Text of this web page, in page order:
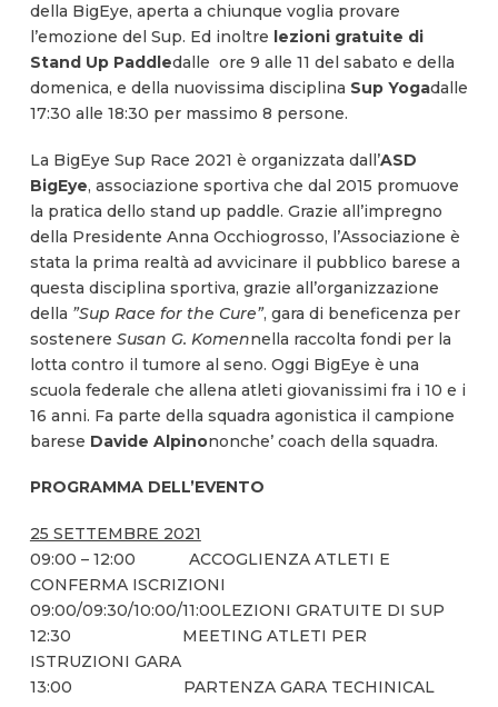
della BigEye, aperta a chiunque voglia provare
l’emozione del Sup. Ed inoltre lezioni gratuite di
Stand Up Paddledalle ore 9 alle 11 del sabato e della
domenica, e della nuovissima disciplina Sup Yogadalle
17:30 alle 18:30 per massimo 8 persone.
La BigEye Sup Race 2021 è organizzata dall’ASD
BigEye, associazione sportiva che dal 2015 promuove
la pratica dello stand up paddle. Grazie all’impregno
della Presidente Anna Occhiogrosso, l’Associazione è
stata la prima realtà ad avvicinare il pubblico barese a
questa disciplina sportiva, grazie all’organizzazione
della ”Sup Race for the Cure”, gara di beneficenza per
sostenere Susan G. Komennella raccolta fondi per la
lotta contro il tumore al seno. Oggi BigEye è una
scuola federale che allena atleti giovanissimi fra i 10 e i
16 anni. Fa parte della squadra agonistica il campione
barese Davide Alpinononche’ coach della squadra.
PROGRAMMA DELL’EVENTO
25 SETTEMBRE 2021
09:00 – 12:00 ACCOGLIENZA ATLETI E
CONFERMA ISCRIZIONI
09:00/09:30/10:00/11:00LEZIONI GRATUITE DI SUP
12:30 MEETING ATLETI PER
ISTRUZIONI GARA
13:00 PARTENZA GARA TECHINICAL